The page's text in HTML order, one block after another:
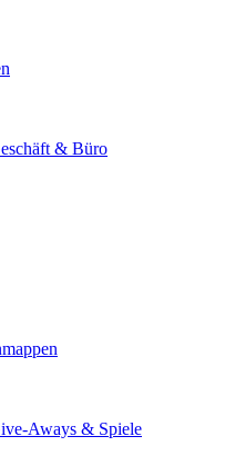
& Büro
Aways & Spiele